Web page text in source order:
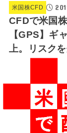
米国株CFD
CFDで米国
【GPS】ギ
上。リスク